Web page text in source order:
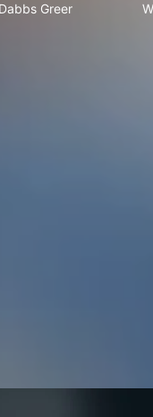
Dabbs Greer